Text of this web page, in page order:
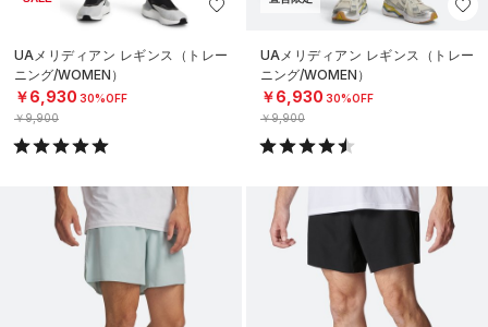
UAメリディアン レギンス（トレー
ニング/WOMEN）
￥6,930 30%OFF
￥9,900
UAメリディアン レギンス（トレー
ニング/WOMEN）
￥6,930 30%OFF
￥9,900